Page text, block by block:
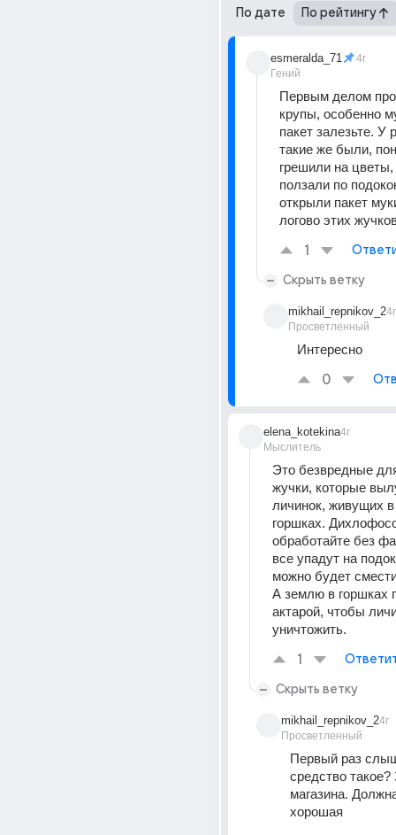
По дате По рейтингу
esmeralda_71
Гений
4г
Первым делом
крупы, особенно
пакет залезьте. У
такие же были,
грешили на цветы,
ползали по
открыли пакет
логово этих
1
Скрыть ветку
mikhail_repnikov_2
Просветленный
4г
Интересно
0
elena_kotekina
Мыслитель
4г
Это безвредные
жучки, которые
личинок, живущих
горшках.
обработайте без
все упадут на
можно будет
А землю в горшках
актарой, чтобы
уничтожить.
1
Скрыть ветку
mikhail_repnikov_2
Просветленный
4г
Первый раз
средство
магазина.
хорошая